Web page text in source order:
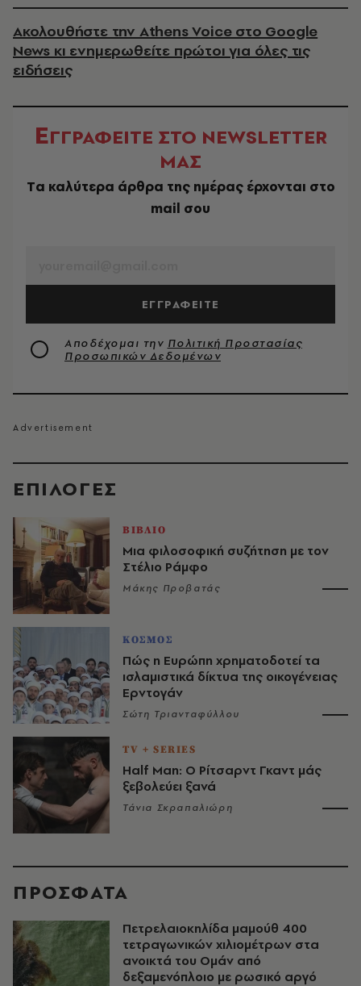
EΠΙΛΟΓΈΣ
ΒΙΒΛΙΟ
Μια φιλοσοφική συζήτηση με τον
Στέλιο Ράμφο
Μάκης Προβατάς
ΚΟΣΜΟΣ
Πώς η Ευρώπη χρηματοδοτεί τα
ισλαμιστικά δίκτυα της οικογένειας
Ερντογάν
Σώτη Τριανταφύλλου
TV + SERIES
Half Man: Ο Ρίτσαρντ Γκαντ μάς
ξεβολεύει ξανά
Τάνια Σκραπαλιώρη
Ακολουθήστε την Athens Voice στο Google
News κι ενημερωθείτε πρώτοι για όλες τις
ειδήσεις
ΕΓΓΡΑΦΕΙΤΕ ΣΤΟ NEWSLETTER
ΜΑΣ
Tα καλύτερα άρθρα της ημέρας έρχονται στο
mail σου
ΕΓΓΡΑΦΕΙΤΕ
Αποδέχομαι την Πολιτική Προστασίας
Προσωπικών Δεδομένων
ΠΡΟΣΦΑΤΑ
Πετρελαιοκηλίδα μαμούθ 400
τετραγωνικών χιλιομέτρων στα
ανοικτά του Ομάν από
δεξαμενόπλοιο με ρωσικό αργό